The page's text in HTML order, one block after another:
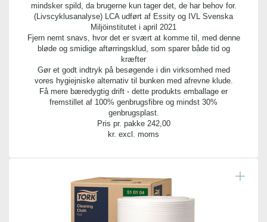
mindsker spild, da brugerne kun tager det, de har behov for.
(Livscyklusanalyse) LCA udført af Essity og IVL Svenska
Miljöinstitutet i april 2021
Fjern nemt snavs, hvor det er svært at komme til, med denne
bløde og smidige aftørringsklud, som sparer både tid og
kræfter
Gør et godt indtryk på besøgende i din virksomhed med
vores hygiejniske alternativ til bunken med afrevne klude.
Få mere bæredygtig drift - dette produkts emballage er
fremstillet af 100% genbrugsfibre og mindst 30%
genbrugsplast.
Pris pr. pakke 242,00
kr. excl. moms